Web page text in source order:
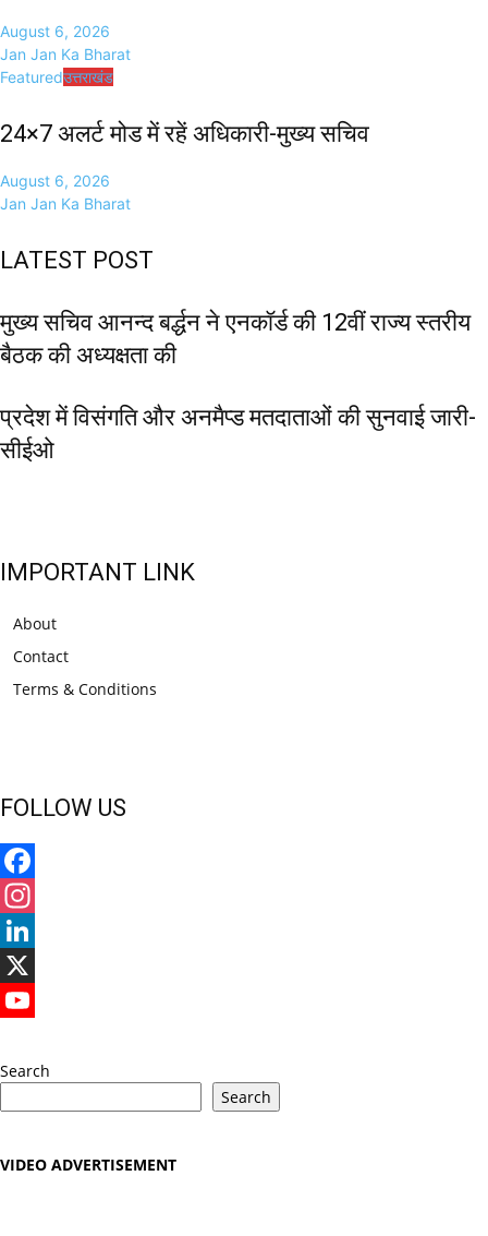
August 6, 2026
Jan Jan Ka Bharat
Featuredउत्तराखंड
24×7 अलर्ट मोड में रहें अधिकारी-मुख्य सचिव
August 6, 2026
Jan Jan Ka Bharat
LATEST POST
मुख्य सचिव आनन्द बर्द्धन ने एनकॉर्ड की 12वीं राज्य स्तरीय
बैठक की अध्यक्षता की
प्रदेश में विसंगति और अनमैप्ड मतदाताओं की सुनवाई जारी-
सीईओ
IMPORTANT LINK
About
Contact
Terms & Conditions
FOLLOW US
Facebook
Instagram
LinkedIn
X
Search
Search
VIDEO ADVERTISEMENT